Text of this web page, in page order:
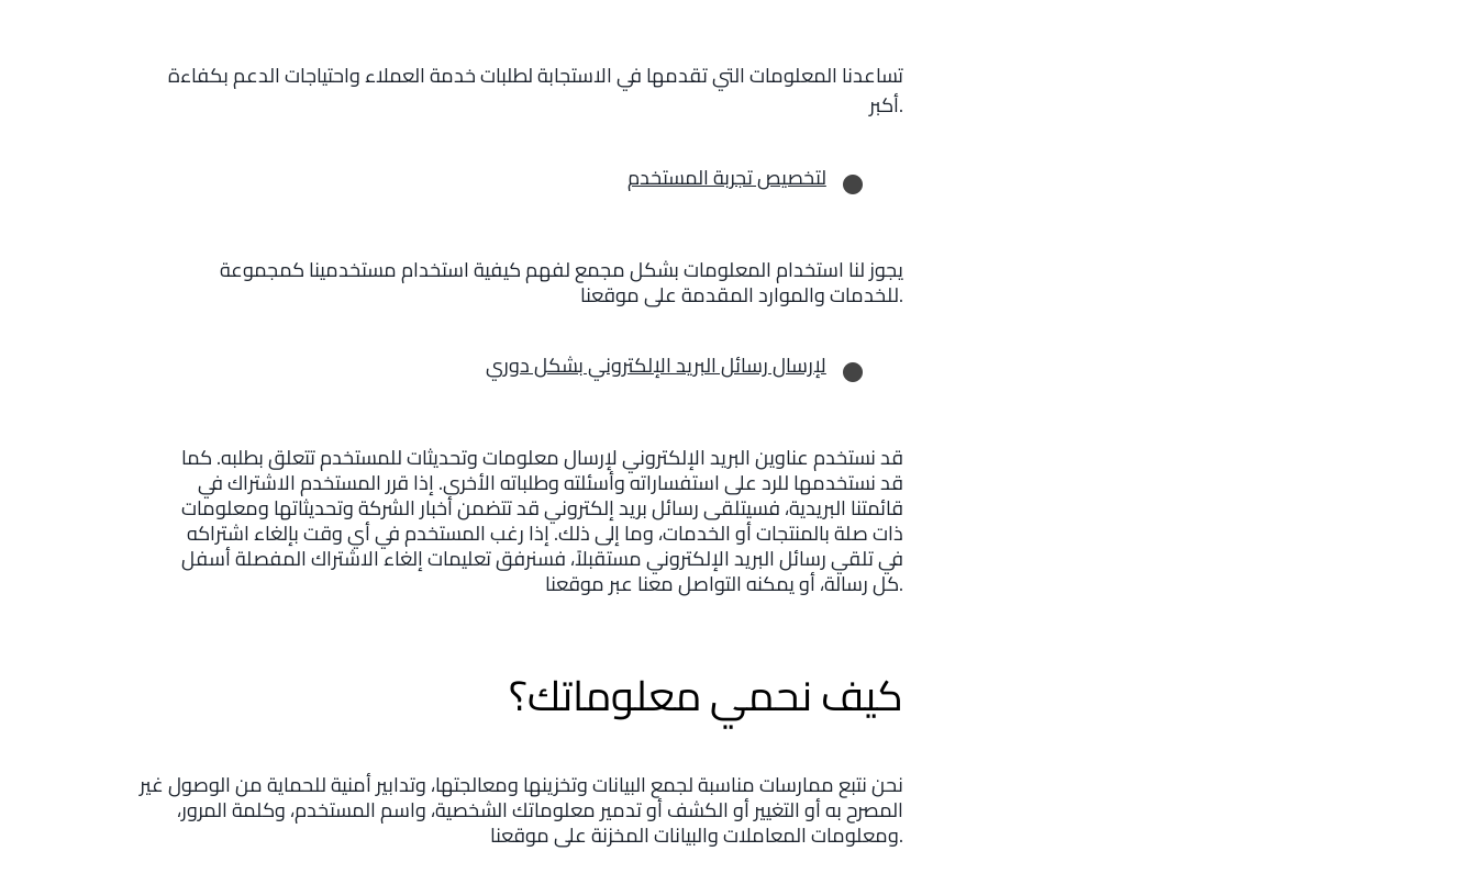
تساعدنا المعلومات التي تقدمها في الاستجابة لطلبات خدمة العملاء واحتياجات الدعم بكفاءة
أكبر.
لتخصيص تجربة المستخدم
يجوز لنا استخدام المعلومات بشكل مجمع لفهم كيفية استخدام مستخدمينا كمجموعة
للخدمات والموارد المقدمة على موقعنا.
لإرسال رسائل البريد الإلكتروني بشكل دوري
قد نستخدم عناوين البريد الإلكتروني لإرسال معلومات وتحديثات للمستخدم تتعلق بطلبه. كما
قد نستخدمها للرد على استفساراته وأسئلته وطلباته الأخرى. إذا قرر المستخدم الاشتراك في
قائمتنا البريدية، فسيتلقى رسائل بريد إلكتروني قد تتضمن أخبار الشركة وتحديثاتها ومعلومات
ذات صلة بالمنتجات أو الخدمات، وما إلى ذلك. إذا رغب المستخدم في أي وقت بإلغاء اشتراكه
في تلقي رسائل البريد الإلكتروني مستقبلاً، فسنرفق تعليمات إلغاء الاشتراك المفصلة أسفل
كل رسالة، أو يمكنه التواصل معنا عبر موقعنا.
كيف نحمي معلوماتك؟
نحن نتبع ممارسات مناسبة لجمع البيانات وتخزينها ومعالجتها، وتدابير أمنية للحماية من الوصول غير
المصرح به أو التغيير أو الكشف أو تدمير معلوماتك الشخصية، واسم المستخدم، وكلمة المرور،
ومعلومات المعاملات والبيانات المخزنة على موقعنا.